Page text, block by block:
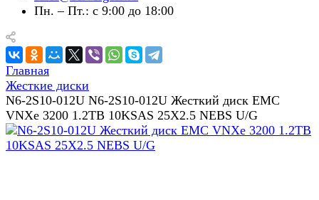
Пн. – Пт.: с 9:00 до 18:00
Главная
Жесткие диски
N6-2S10-012U N6-2S10-012U Жесткий диск EMC
VNXe 3200 1.2TB 10KSAS 25X2.5 NEBS U/G